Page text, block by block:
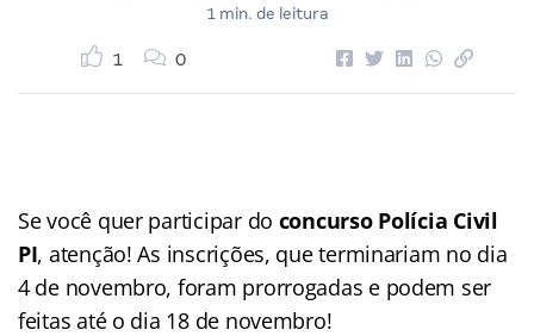
1 min. de leitura
1 0
Se você quer participar do concurso Polícia Civil
PI, atenção! As inscrições, que terminariam no dia
4 de novembro, foram prorrogadas e podem ser
feitas até o dia 18 de novembro!